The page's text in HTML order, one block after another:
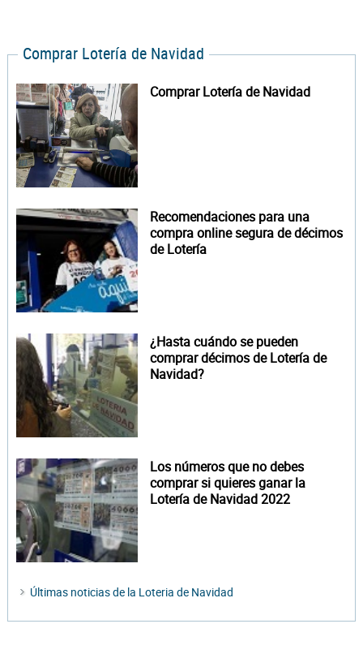
Comprar Lotería de Navidad
Comprar Lotería de Navidad
Recomendaciones para una
compra online segura de décimos
de Lotería
¿Hasta cuándo se pueden
comprar décimos de Lotería de
Navidad?
Los números que no debes
comprar si quieres ganar la
Lotería de Navidad 2022
Últimas noticias de la Loteria de Navidad